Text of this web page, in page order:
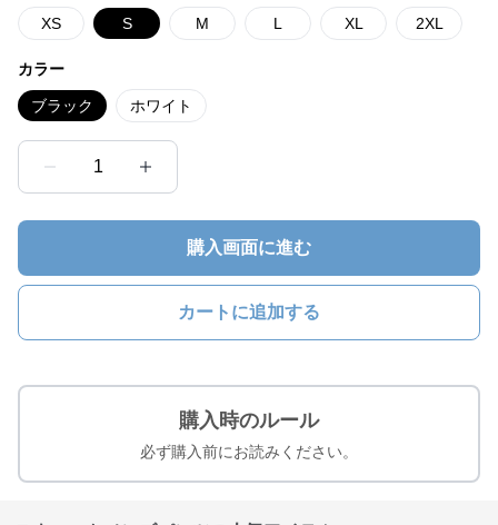
XS S M L XL 2XL
カラー
ブラック ホワイト
1
購入画面に進む
カートに追加する
購入時のルール
必ず購入前にお読みください。